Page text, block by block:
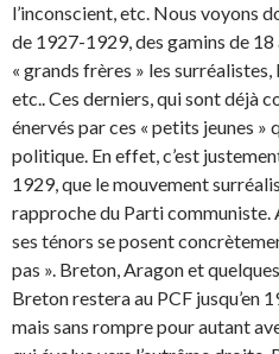
l’inconscient, etc. Nous voyons
de 1927-1929, des gamins de
« grands frères » les
etc.. Ces derniers, qui sont déjà
énervés par ces « petits jeunes »
politique. En effet, c’est
1929, que le mouvement
rapproche du Parti communiste.
ses ténors se posent
pas ». Breton, Aragon et
Breton restera au PCF jusqu’en
mais sans rompre pour autant